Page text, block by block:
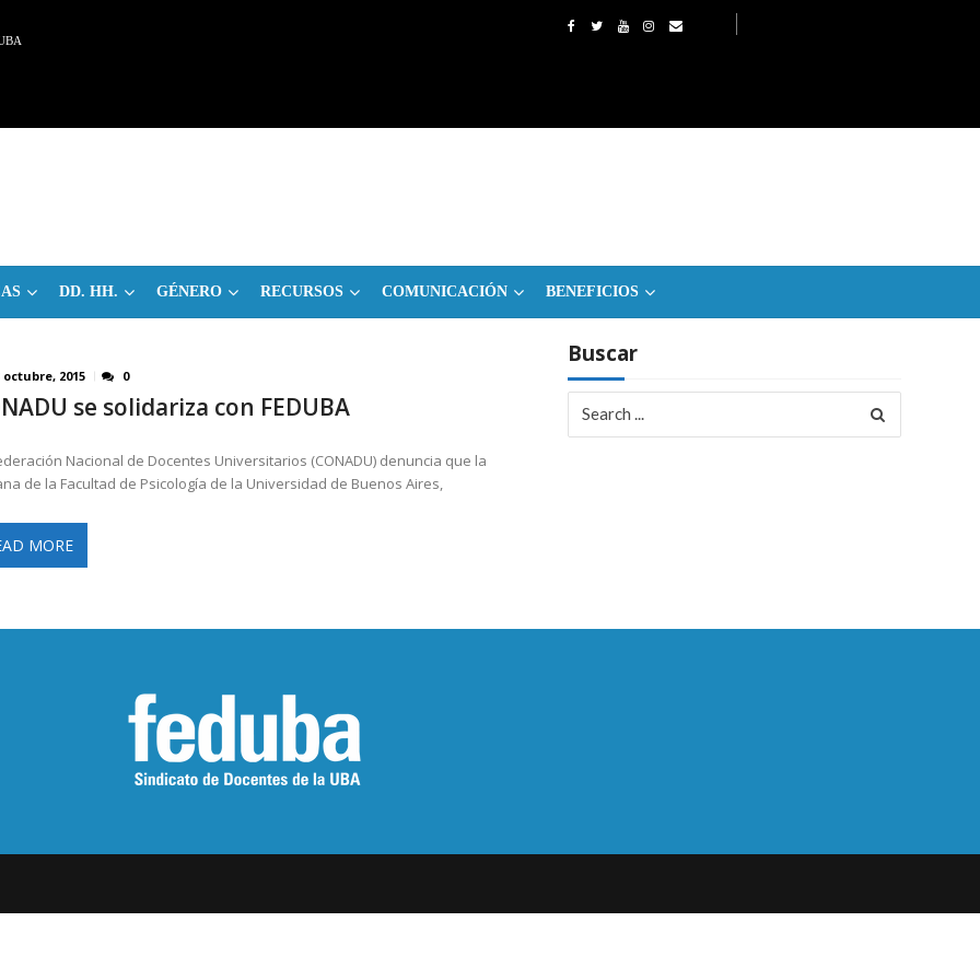
DD. HH. GÉNERO RECURSOS COMUNICACIÓN BENEFICIOS
octubre, 2015 0
se solidariza con FEDUBA
Nacional de Docentes Universitarios (CONADU) denuncia que la
de la Facultad de Psicología de la Universidad de Buenos Aires,
MORE
Buscar
for: